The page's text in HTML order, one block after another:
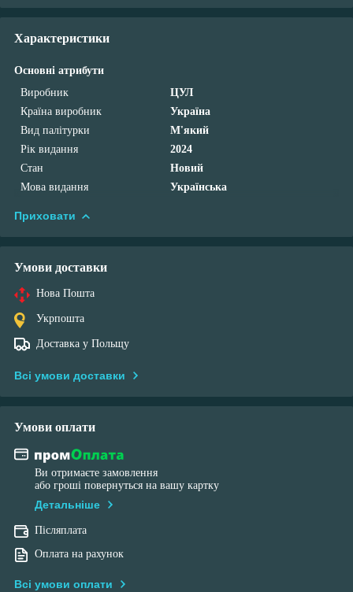
Характеристики
Основні атрибути
Виробник
ЦУЛ
Країна виробник
Україна
Вид палітурки
М'який
Рік видання
2024
Стан
Новий
Мова видання
Українська
Приховати
Умови доставки
Нова Пошта
Укрпошта
Доставка у Польщу
Всі умови доставки
Умови оплати
Ви отримаєте замовлення
або гроші повернуться на вашу картку
Детальніше
Післяплата
Оплата на рахунок
Всі умови оплати